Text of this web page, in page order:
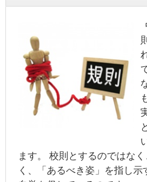
ます。 校則とするのではな
く、「あるべき姿」を指し